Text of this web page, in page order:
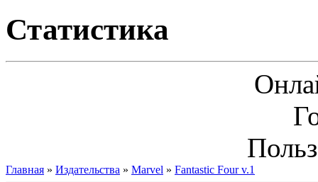
Статистика
Главная » Издательства » Marvel » Fantastic Four v.1